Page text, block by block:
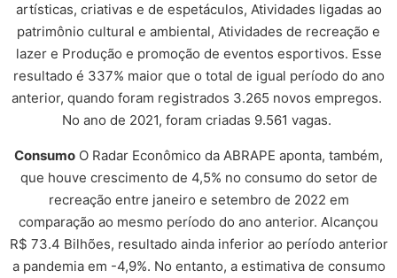
artísticas, criativas e de espetáculos, Atividades ligadas ao
patrimônio cultural e ambiental, Atividades de recreação e
lazer e Produção e promoção de eventos esportivos. Esse
resultado é 337% maior que o total de igual período do ano
anterior, quando foram registrados 3.265 novos empregos.
No ano de 2021, foram criadas 9.561 vagas.
Consumo O Radar Econômico da ABRAPE aponta, também,
que houve crescimento de 4,5% no consumo do setor de
recreação entre janeiro e setembro de 2022 em
comparação ao mesmo período do ano anterior. Alcançou
R$ 73.4 Bilhões, resultado ainda inferior ao período anterior
a pandemia em -4,9%. No entanto, a estimativa de consumo